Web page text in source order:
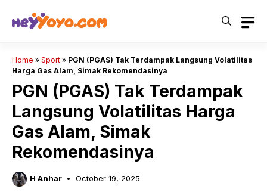
Home » Sport » PGN (PGAS) Tak Terdampak Langsung Volatilitas
Harga Gas Alam, Simak Rekomendasinya
PGN (PGAS) Tak Terdampak
Langsung Volatilitas Harga
Gas Alam, Simak
Rekomendasinya
H Anhar October 19, 2025